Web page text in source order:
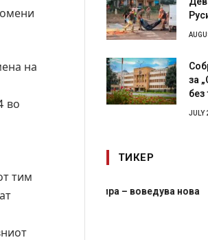
на
во
тим
за
нова
Уште двајца
во главниот град на